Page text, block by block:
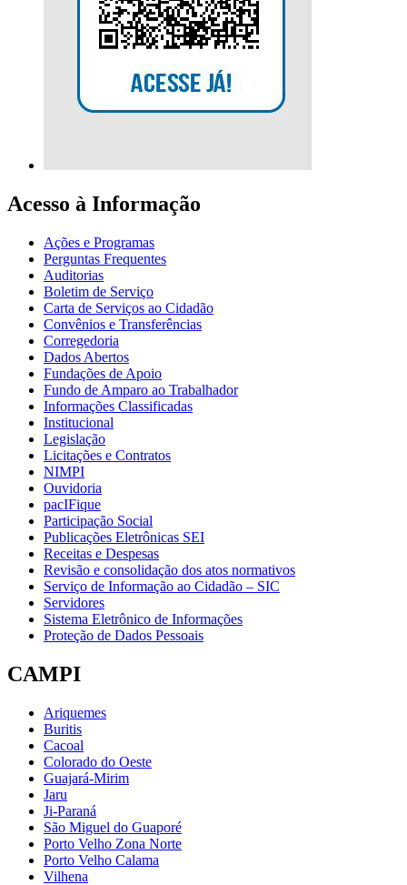
Acesso à Informação
Ações e Programas
Perguntas Frequentes
Auditorias
Boletim de Serviço
Carta de Serviços ao Cidadão
Convênios e Transferências
Corregedoria
Dados Abertos
Fundações de Apoio
Fundo de Amparo ao Trabalhador
Informações Classificadas
Institucional
Legislação
Licitações e Contratos
NIMPI
Ouvidoria
pacIFique
Participação Social
Publicações Eletrônicas SEI
Receitas e Despesas
Revisão e consolidação dos atos normativos
Serviço de Informação ao Cidadão – SIC
Servidores
Sistema Eletrônico de Informações
Proteção de Dados Pessoais
CAMPI
Ariquemes
Buritis
Cacoal
Colorado do Oeste
Guajará-Mirim
Jaru
Ji-Paraná
São Miguel do Guaporé
Porto Velho Zona Norte
Porto Velho Calama
Vilhena